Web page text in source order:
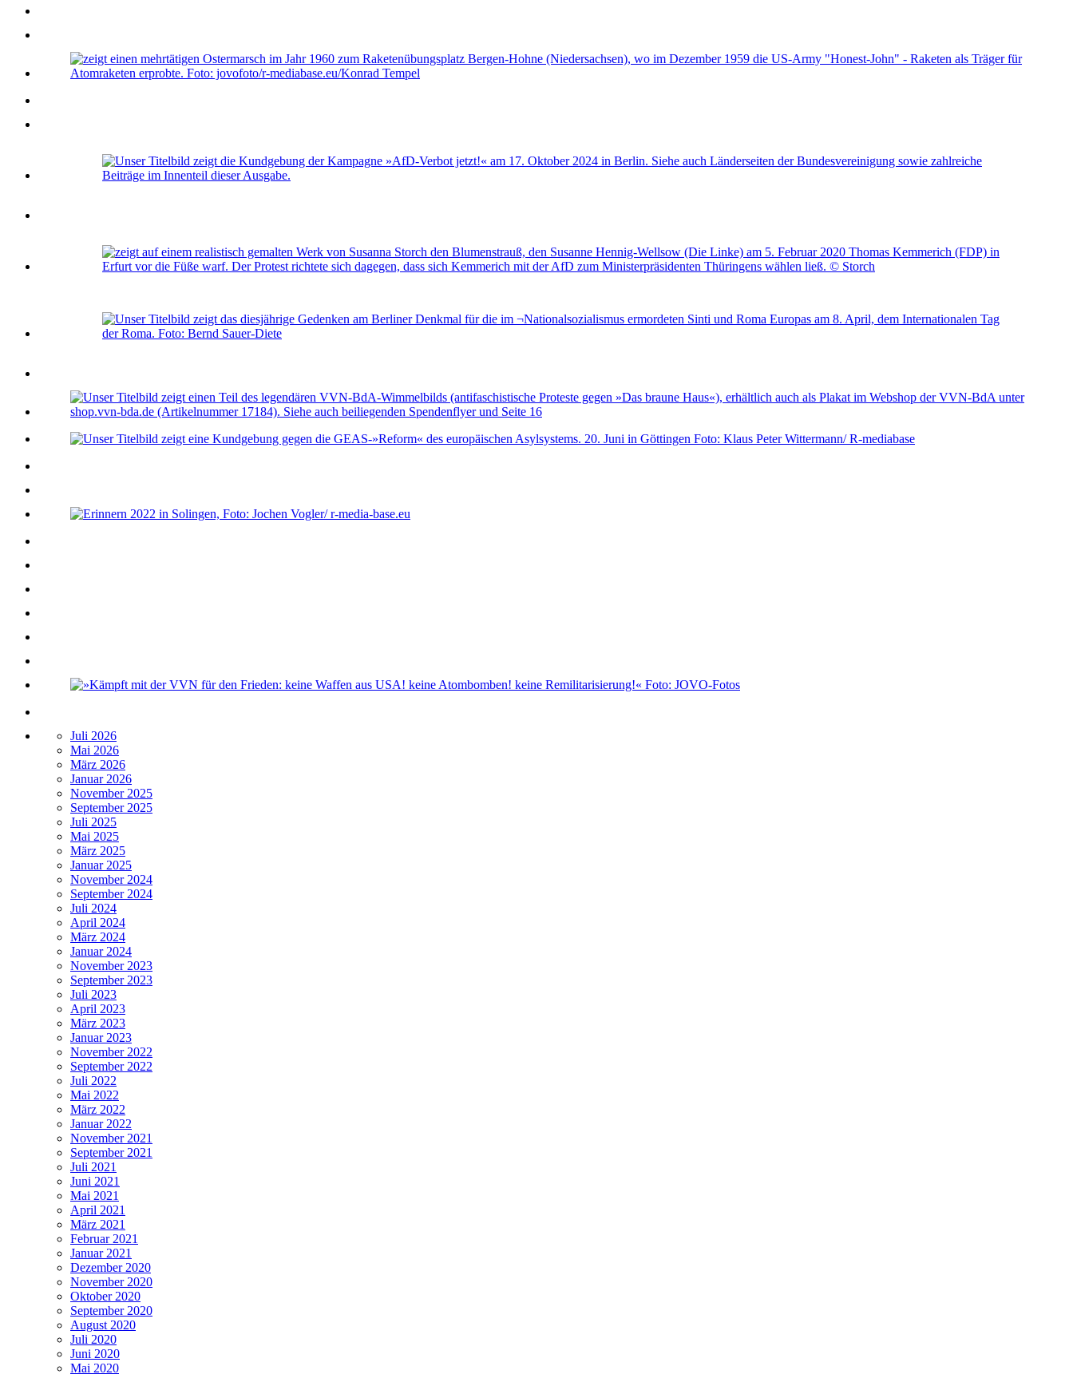
Juli 2026
Mai 2026
März 2026
Januar 2026
November 2025
September 2025
Juli 2025
Mai 2025
März 2025
Januar 2025
November 2024
September 2024
Juli 2024
April 2024
März 2024
Januar 2024
November 2023
September 2023
Juli 2023
April 2023
März 2023
Januar 2023
November 2022
September 2022
Juli 2022
Mai 2022
März 2022
Januar 2022
November 2021
September 2021
Juli 2021
Juni 2021
Mai 2021
April 2021
März 2021
Februar 2021
Januar 2021
Dezember 2020
November 2020
Oktober 2020
September 2020
August 2020
Juli 2020
Juni 2020
Mai 2020